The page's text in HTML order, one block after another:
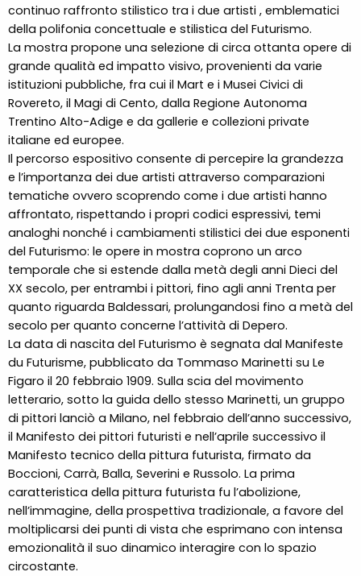
continuo raffronto stilistico tra i due artisti , emblematici
della polifonia concettuale e stilistica del Futurismo.
La mostra propone una selezione di circa ottanta opere di
grande qualità ed impatto visivo, provenienti da varie
istituzioni pubbliche, fra cui il Mart e i Musei Civici di
Rovereto, il Magi di Cento, dalla Regione Autonoma
Trentino Alto-Adige e da gallerie e collezioni private
italiane ed europee.
Il percorso espositivo consente di percepire la grandezza
e l’importanza dei due artisti attraverso comparazioni
tematiche ovvero scoprendo come i due artisti hanno
affrontato, rispettando i propri codici espressivi, temi
analoghi nonché i cambiamenti stilistici dei due esponenti
del Futurismo: le opere in mostra coprono un arco
temporale che si estende dalla metà degli anni Dieci del
XX secolo, per entrambi i pittori, fino agli anni Trenta per
quanto riguarda Baldessari, prolungandosi fino a metà del
secolo per quanto concerne l’attività di Depero.
La data di nascita del Futurismo è segnata dal Manifeste
du Futurisme, pubblicato da Tommaso Marinetti su Le
Figaro il 20 febbraio 1909. Sulla scia del movimento
letterario, sotto la guida dello stesso Marinetti, un gruppo
di pittori lanciò a Milano, nel febbraio dell’anno successivo,
il Manifesto dei pittori futuristi e nell’aprile successivo il
Manifesto tecnico della pittura futurista, firmato da
Boccioni, Carrà, Balla, Severini e Russolo. La prima
caratteristica della pittura futurista fu l’abolizione,
nell’immagine, della prospettiva tradizionale, a favore del
moltiplicarsi dei punti di vista che esprimano con intensa
emozionalità il suo dinamico interagire con lo spazio
circostante.